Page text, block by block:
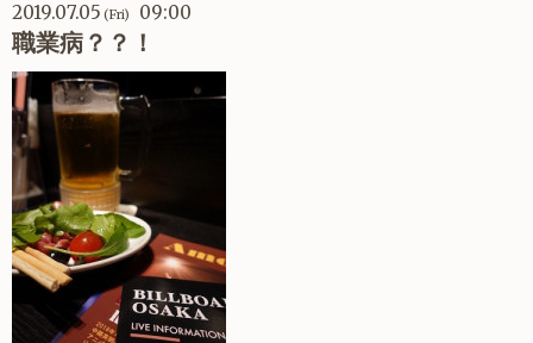
2019.07.05 (Fri) 09:00
職業病？？！